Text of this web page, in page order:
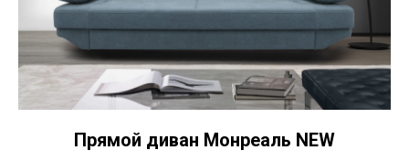
Прямой диван Монреаль NEW